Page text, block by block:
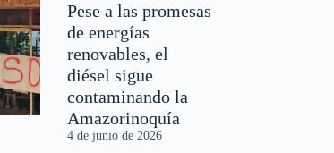
Pese a las promesas
de energías
renovables, el
diésel sigue
contaminando la
Amazorinoquía
4 de junio de 2026